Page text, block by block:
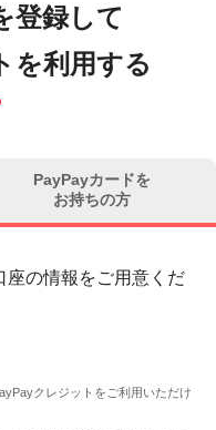
登録して
を利用する
PayPayカードを
お持ちの方
座の情報をご用意くだ
クレジットをご利用いただけ